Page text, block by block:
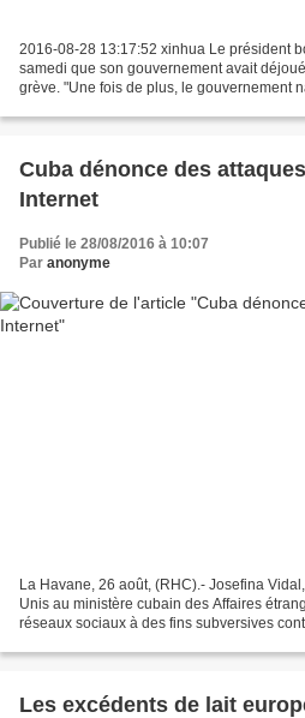
2016-08-28 13:17:52 xinhua Le président
samedi que son gouvernement avait
grève. "Une fois de plus, le gouvernement
Cuba dénonce des
Internet
Publié le 28/08/2016 à 10:07
Par anonyme
La Havane, 26 août, (RHC).- Josefina
Unis au ministère cubain des Affaires
réseaux sociaux à des fins subversives
Les excédents de lait